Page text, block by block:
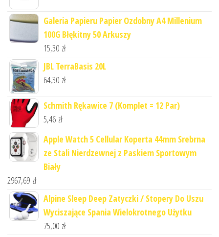
Galeria Papieru Papier Ozdobny A4 Millenium
100G Błękitny 50 Arkuszy
15,30 zł
JBL TerraBasis 20L
64,30 zł
Schmith Rękawice 7 (Komplet = 12 Par)
5,46 zł
Apple Watch 5 Cellular Koperta 44mm Srebrna
ze Stali Nierdzewnej z Paskiem Sportowym
Biały
2967,69 zł
Alpine Sleep Deep Zatyczki / Stopery Do Uszu
Wyciszające Spania Wielokrotnego Użytku
75,00 zł